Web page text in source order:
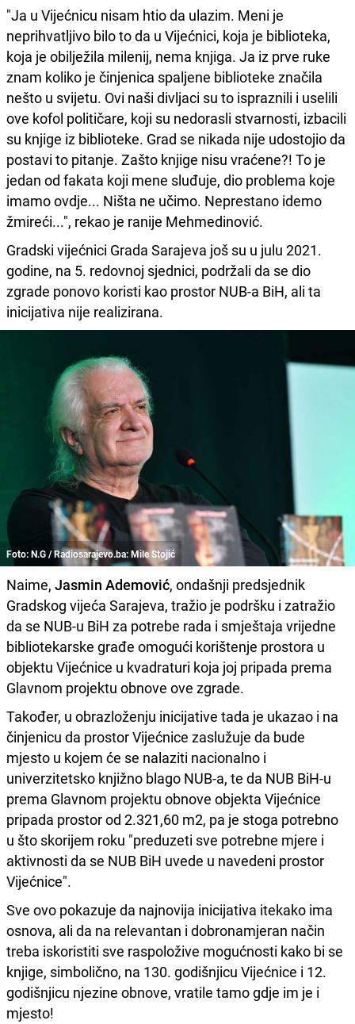
"Ja u Vijećnicu nisam htio da ulazim. Meni je
neprihvatljivo bilo to da u Vijećnici, koja je biblioteka,
koja je obilježila milenij, nema knjiga. Ja iz prve ruke
znam koliko je činjenica spaljene biblioteke značila
nešto u svijetu. Ovi naši divljaci su to ispraznili i uselili
ove kofol političare, koji su nedorasli stvarnosti, izbacili
su knjige iz biblioteke. Grad se nikada nije udostojio da
postavi to pitanje. Zašto knjige nisu vraćene?! To je
jedan od fakata koji mene sluđuje, dio problema koje
imamo ovdje... Ništa ne učimo. Neprestano idemo
žmireći...", rekao je ranije Mehmedinović.
Gradski vijećnici Grada Sarajeva još su u julu 2021.
godine, na 5. redovnoj sjednici, podržali da se dio
zgrade ponovo koristi kao prostor NUB-a BiH, ali ta
inicijativa nije realizirana.
Foto: N.G / Radiosarajevo.ba: Mile Stojić
Naime, Jasmin Ademović, ondašnji predsjednik
Gradskog vijeća Sarajeva, tražio je podršku i zatražio
da se NUB-u BiH za potrebe rada i smještaja vrijedne
bibliotekarske građe omogući korištenje prostora u
objektu Vijećnice u kvadraturi koja joj pripada prema
Glavnom projektu obnove ove zgrade.
Također, u obrazloženju inicijative tada je ukazao i na
činjenicu da prostor Vijećnice zaslužuje da bude
mjesto u kojem će se nalaziti nacionalno i
univerzitetsko knjižno blago NUB-a, te da NUB BiH-u
prema Glavnom projektu obnove objekta Vijećnice
pripada prostor od 2.321,60 m2, pa je stoga potrebno
u što skorijem roku "preduzeti sve potrebne mjere i
aktivnosti da se NUB BiH uvede u navedeni prostor
Vijećnice".
Sve ovo pokazuje da najnovija inicijativa itekako ima
osnova, ali da na relevantan i dobronamjeran način
treba iskoristiti sve raspoložive mogućnosti kako bi se
knjige, simbolično, na 130. godišnjicu Vijećnice i 12.
godišnjicu njezine obnove, vratile tamo gdje im je i
mjesto!